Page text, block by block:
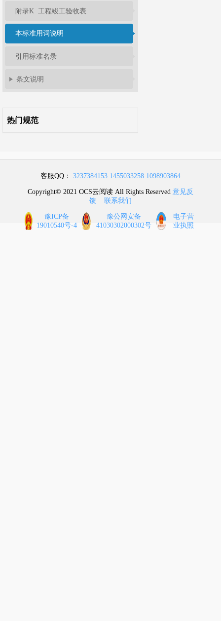
附录K 工程竣工验收表
本标准用词说明
引用标准名录
条文说明
热门规范
客服QQ： 3237384153 1455033258 1098903864
Copyright© 2021 OCS云阅读 All Rights Reserved 意见反
馈
联系我们
豫ICP备
19010540号-4
豫公网安备
41030302000302号
电子营
业执照